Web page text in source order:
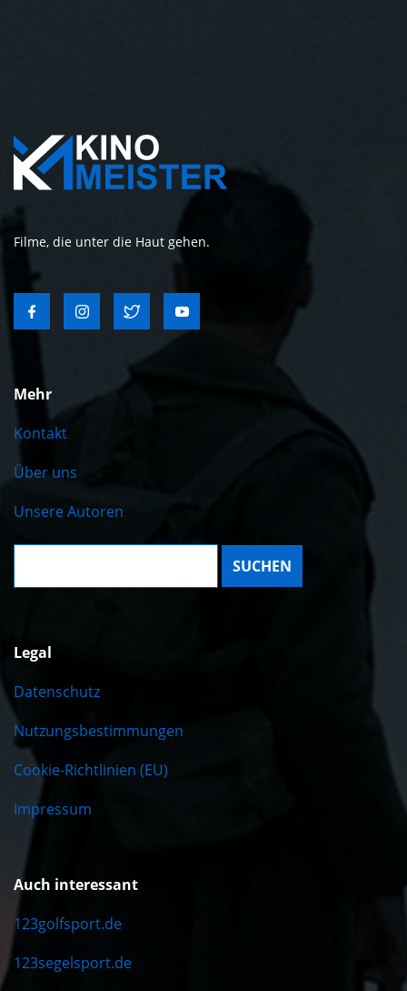
Filme, die unter die Haut gehen.
Mehr
Kontakt
Über uns
Unsere Autoren
Suche:
Legal
Datenschutz
Nutzungsbestimmungen
Cookie-Richtlinien (EU)
Impressum
Auch interessant
123golfsport.de
123segelsport.de